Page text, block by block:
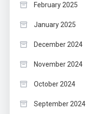
February 2025
January 2025
December 2024
November 2024
October 2024
September 2024